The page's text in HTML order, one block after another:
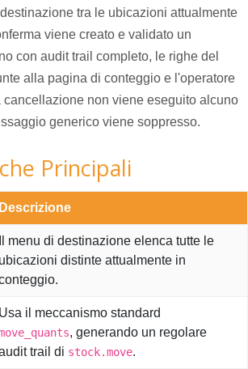
tra le ubicazioni attualmente
viene creato e validato un
con audit trail completo, le righe del
alla pagina di conteggio e l'operatore
cancellazione non viene eseguito alcuno
generico viene soppresso.
Principali
Descrizione
Il menu di destinazione elenca tutte le
ubicazioni distinte attualmente in
Usa il meccanismo standard
, generando un regolare
trail di stock.move.